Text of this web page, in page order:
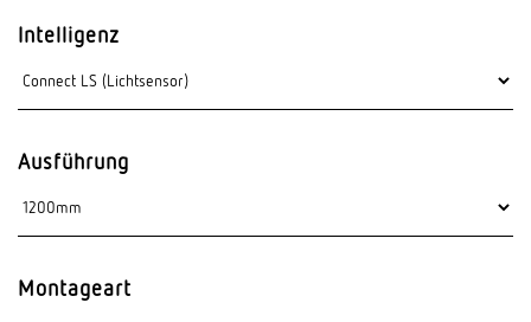
Intelligenz
Ausführung
Montageart